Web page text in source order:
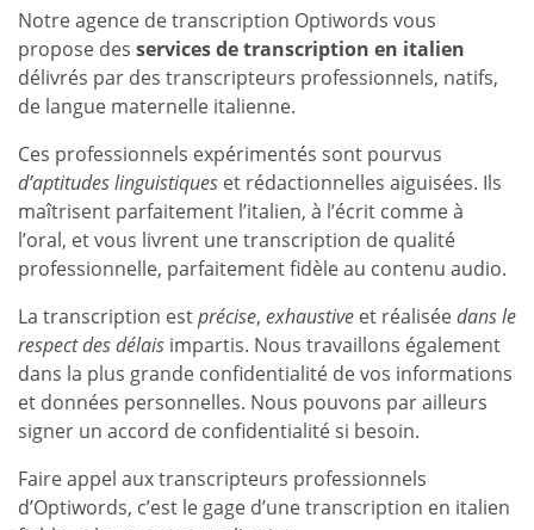
Notre agence de transcription Optiwords vous
propose des services de transcription en italien
délivrés par des transcripteurs professionnels, natifs,
de langue maternelle italienne.
Ces professionnels expérimentés sont pourvus
d’aptitudes linguistiques et rédactionnelles aiguisées. Ils
maîtrisent parfaitement l’italien, à l’écrit comme à
l’oral, et vous livrent une transcription de qualité
professionnelle, parfaitement fidèle au contenu audio.
La transcription estprécise, exhaustive et réaliséedans le
respect des délais impartis. Nous travaillons également
dans la plus grande confidentialité de vos informations
et données personnelles. Nous pouvons par ailleurs
signer un accord de confidentialité si besoin.
Faire appel aux transcripteurs professionnels
d’Optiwords, c’est le gage d’une transcription en italien